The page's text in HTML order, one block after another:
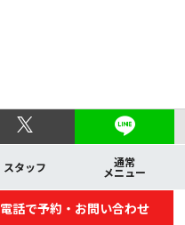
スタッフ 通常
メニュー
電話で予約・お問い合わせ